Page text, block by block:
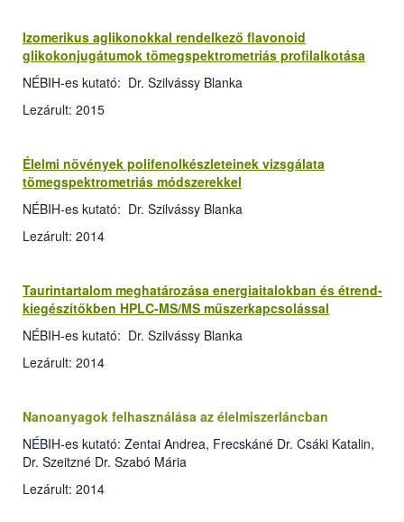
Izomerikus aglikonokkal rendelkező flavonoid
glikokonjugátumok tömegspektrometriás profilalkotása
NÉBIH-es kutató: Dr. Szilvássy Blanka
Lezárult: 2015
Élelmi növények polifenolkészleteinek vizsgálata
tömegspektrometriás módszerekkel
NÉBIH-es kutató: Dr. Szilvássy Blanka
Lezárult: 2014
Taurintartalom meghatározása energiaitalokban és étrend-
kiegészítőkben HPLC-MS/MS műszerkapcsolással
NÉBIH-es kutató: Dr. Szilvássy Blanka
Lezárult: 2014
Nanoanyagok felhasználása az élelmiszerláncban
NÉBIH-es kutató: Zentai Andrea, Frecskáné Dr. Csáki Katalin,
Dr. Szeitzné Dr. Szabó Mária
Lezárult: 2014